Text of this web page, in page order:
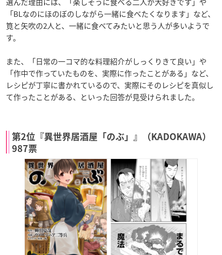
「BLなのにほのぼのしながら一緒に食べたくなります」など、
筧と矢吹の2人と、一緒に食べてみたいと思う人が多いようで
す。
また、「日常の一コマ的な料理紹介がしっくりきて良い」や
「作中で作っていたものを、実際に作ったことがある」など、
レシピが丁寧に書かれているので、実際にそのレシピを真似し
て作ったことがある、といった回答が見受けられました。
第2位『異世界居酒屋「のぶ」』（KADOKAWA）
987票